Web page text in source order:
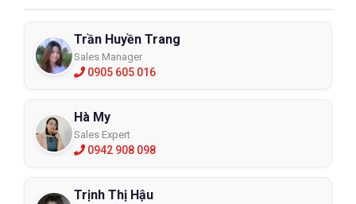
Trần Huyền Trang
Sales Manager
0905 605 016
Hà My
Sales Expert
0942 908 098
Trịnh Thị Hậu